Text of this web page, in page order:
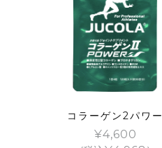
コラーゲン2パワー
¥4,600